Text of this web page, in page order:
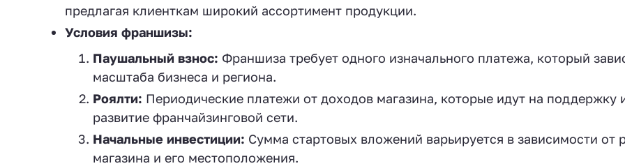
предлагая клиенткам широкий ассортимент продукции.
Условия франшизы:
Паушальный взнос: Франшиза требует одного изначального платежа, который
масштаба бизнеса и региона.
Роялти: Периодические платежи от доходов магазина, которые идут на поддержку
развитие франчайзинговой сети.
Начальные инвестиции: Сумма стартовых вложений варьируется в зависимости от
магазина и его местоположения.